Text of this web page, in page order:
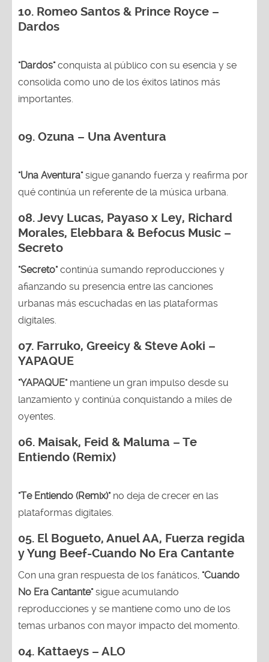
10. Romeo Santos & Prince Royce –
Dardos
"Dardos"conquista al público con su esencia y se
consolida como uno de los éxitos latinos más
importantes.
09. Ozuna – Una Aventura
"Una Aventura"sigue ganando fuerza y reafirma por
qué continúa un referente de la música urbana.
08. Jevy Lucas, Payaso x Ley, Richard
Morales, Elebbara & Befocus Music –
Secreto
"Secreto"continúa sumando reproducciones y
afianzando su presencia entre las canciones
urbanas más escuchadas en las plataformas
digitales.
07. Farruko, Greeicy & Steve Aoki –
YAPAQUE
"YAPAQUE"mantiene un gran impulso desde su
lanzamiento y continúa conquistando a miles de
oyentes.
06. Maisak, Feid & Maluma – Te
Entiendo (Remix)
"Te Entiendo (Remix)"no deja de crecer en las
plataformas digitales.
05. El Bogueto, Anuel AA, Fuerza regida
y Yung Beef-Cuando No Era Cantante
Con una gran respuesta de los fanáticos, "Cuando
No Era Cantante"sigue acumulando
reproducciones y se mantiene como uno de los
temas urbanos con mayor impacto del momento.
04. Kattaeys – ALO